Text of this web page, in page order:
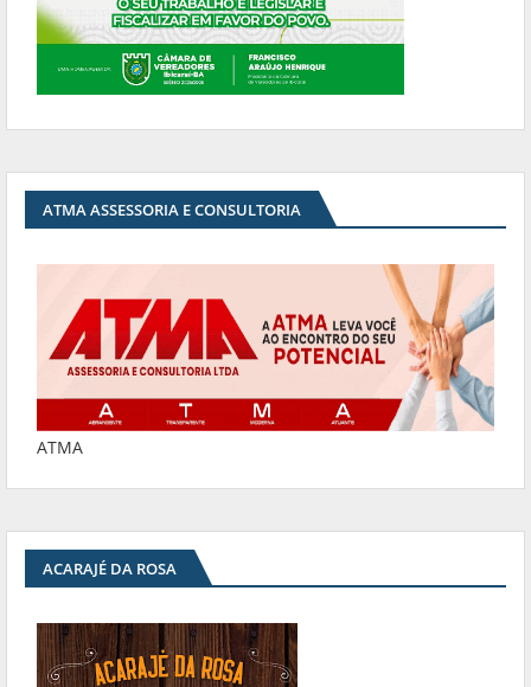
ATMA ASSESSORIA E CONSULTORIA
ATMA
ACARAJÉ DA ROSA